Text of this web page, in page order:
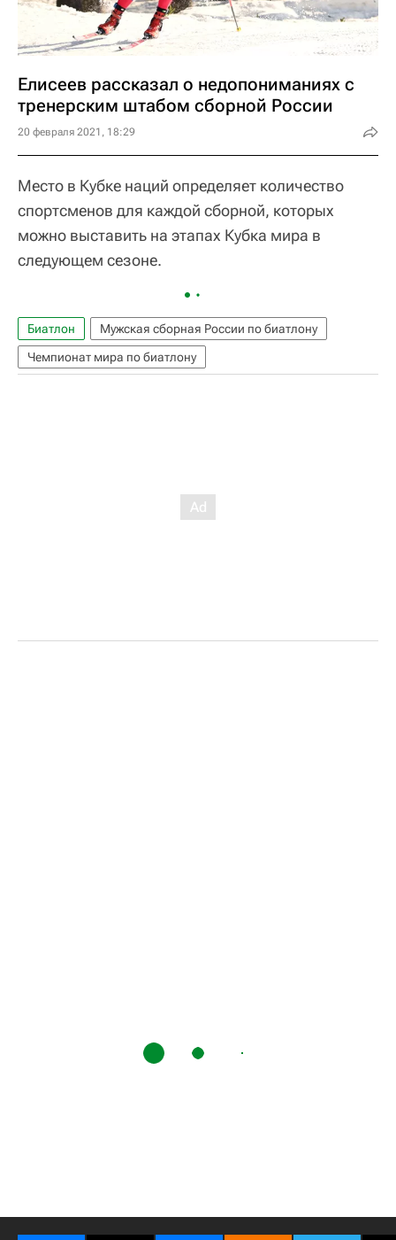
Елисеев рассказал о недопониманиях с
тренерским штабом сборной России
20 февраля 2021, 18:29
Место в Кубке наций определяет количество
спортсменов для каждой сборной, которых
можно выставить на этапах Кубка мира в
следующем сезоне.
Биатлон
Мужская сборная России по биатлону
Чемпионат мира по биатлону